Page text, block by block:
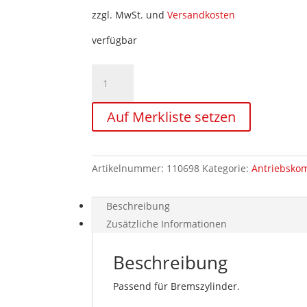
zzgl. MwSt. undVersandkosten
verfügbar
klein
mit
Führungsringnuten
für
Menge
Auf Merkliste setzen
Artikelnummer: 110698 Kategorie:
Beschreibung
Zusätzliche Informationen
Beschreibung
Passend für Bremszylinder.